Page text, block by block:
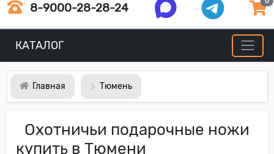
8-9000-28-28-24
КАТАЛОГ
Главная Тюмень
Охотничьи подарочные ножи
купить в Тюмени